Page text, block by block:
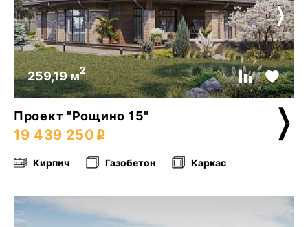
259,19 м2
Проект "Рощино 15"
19 439 250
Кирпич Газобетон Каркас